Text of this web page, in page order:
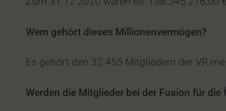
Wem gehört dieses Millionenvermögen?
Es gehört den 32.455 Mitgliedern der VR
Werden die Mitglieder bei der Fusion für